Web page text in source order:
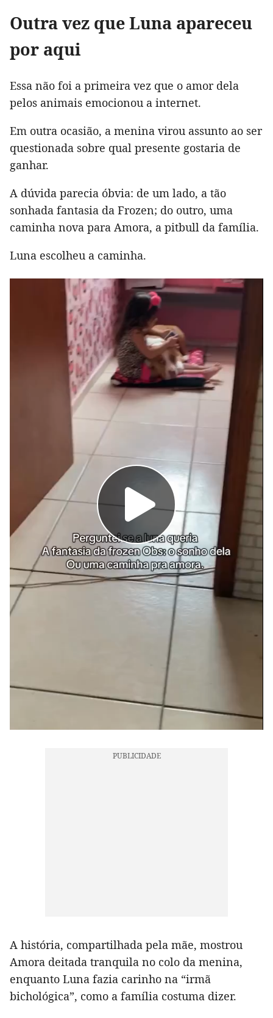
Outra vez que Luna apareceu
por aqui
Essa não foi a primeira vez que o amor dela
pelos animais emocionou a internet.
Em outra ocasião, a menina virou assunto ao ser
questionada sobre qual presente gostaria de
ganhar.
A dúvida parecia óbvia: de um lado, a tão
sonhada fantasia da Frozen; do outro, uma
caminha nova para Amora, a pitbull da família.
Luna escolheu a caminha.
A história, compartilhada pela mãe, mostrou
Amora deitada tranquila no colo da menina,
enquanto Luna fazia carinho na “irmã
bichológica”, como a família costuma dizer.